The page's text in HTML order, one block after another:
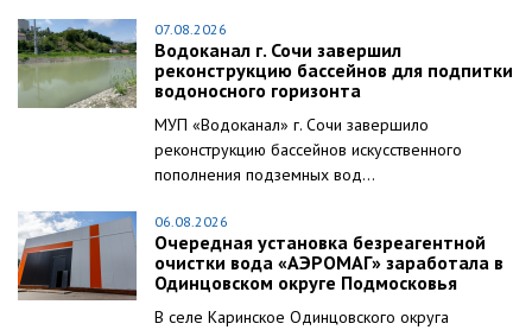
07.08.2026
Водоканал г. Сочи завершил
реконструкцию бассейнов для подпитки
водоносного горизонта
МУП «Водоканал» г. Сочи завершило
реконструкцию бассейнов искусственного
пополнения подземных вод...
06.08.2026
Очередная установка безреагентной
очистки вода «АЭРОМАГ» заработала в
Одинцовском округе Подмосковья
В селе Каринское Одинцовского округа